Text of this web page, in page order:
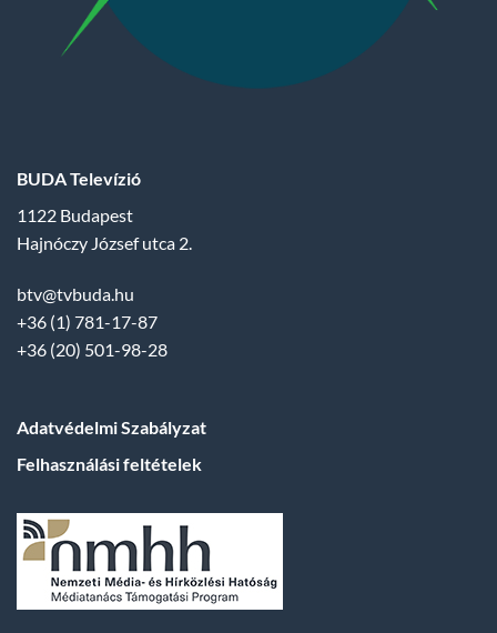
BUDA Televízió
1122 Budapest
Hajnóczy József utca 2.
btv@tvbuda.hu
+36 (1) 781-17-87
+36 (20) 501-98-28
Adatvédelmi Szabályzat
Felhasználási feltételek